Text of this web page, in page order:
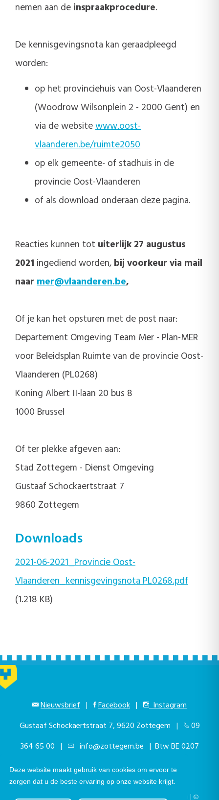
Deze website maakt gebruik van cookies om ervoor te
zorgen dat u de beste ervaring op onze website krijgt.
nemen aan de inspraakprocedure.
De kennisgevingsnota kan geraadpleegd
worden:
op het provinciehuis van Oost-Vlaanderen
(Woodrow Wilsonplein 2 - 2000 Gent) en
via de websitewww.oost-
vlaanderen.be/ruimte2050
op elk gemeente- of stadhuis in de
provincie Oost-Vlaanderen
of als download onderaan deze pagina.
Reacties kunnen tot uiterlijk 27 augustus
2021 ingediend worden, bij voorkeur via mail
naar mer@vlaanderen.be,
Of je kan het opsturen met de post naar:
Departement Omgeving Team Mer - Plan-MER
voor Beleidsplan Ruimte van de provincie Oost-
Vlaanderen (PL0268)
Koning Albert II-laan 20 bus 8
1000 Brussel
Of ter plekke afgeven aan:
Stad Zottegem - Dienst Omgeving
Gustaaf Schockaertstraat 7
9860 Zottegem
Downloads
2021-06-2021_Provincie Oost-
Vlaanderen_kennisgevingsnota PL0268.pdf
(1.218 KB)
Nieuwsbrief | Facebook |
Instagram
Gustaaf Schockaertstraat 7, 9620 Zottegem |
09
364 65 00 | info@zottegem.be | Btw BE 0207
444 990
Telefonisch bereikbaar elke werkdag van 9.00u tot 12.00u | ©